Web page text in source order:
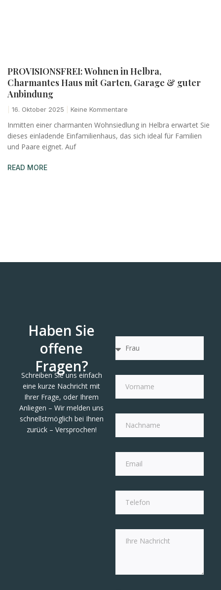
PROVISIONSFREI: Wohnen in Helbra,
Charmantes Haus mit Garten, Garage & guter
Anbindung
16. Oktober 2025 Keine Kommentare
Inmitten einer charmanten Wohnsiedlung in Helbra erwartet Sie
dieses einladende Einfamilienhaus, das sich ideal für Familien
und Paare eignet. Auf
READ MORE
Haben Sie
offene
Fragen?
Schreiben Sie uns einfach
eine kurze Nachricht mit
Ihrer Frage, oder Ihrem
Anliegen – Wir melden uns
schnellstmöglich bei Ihnen
zurück – Versprochen!